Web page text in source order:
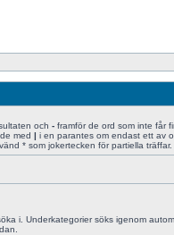
och - framför de ord som inte får
med | i en parantes om endast ett av
* som jokertecken för partiella träffar.
i. Underkategorier söks igenom